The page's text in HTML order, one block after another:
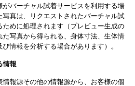
がバーチャル試着サービスを利用する場
真は、リクエストされたバーチャル試
めに処理されます（プレビュー生成の
た写真から得られる、身体寸法、生体情
情報を分析する場合があります）。
情報
情報源その他の情報源から、お客様の個